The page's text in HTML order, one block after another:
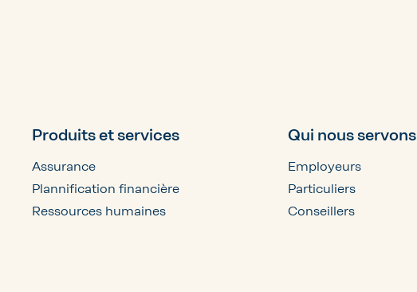
Produits et services
Assurance
Plannification financière
Ressources humaines
Qui nous servons
Employeurs
Particuliers
Conseillers